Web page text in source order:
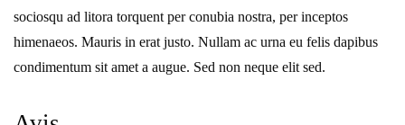
sociosqu ad litora torquent per conubia nostra, per inceptos
himenaeos. Mauris in erat justo. Nullam ac urna eu felis dapibus
condimentum sit amet a augue. Sed non neque elit sed.